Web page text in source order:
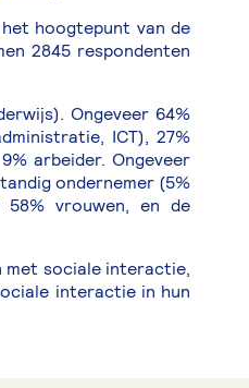
hoogtepunt van de
2845 respondenten
Ongeveer 64%
ICT), 27%
arbeider. Ongeveer
ondernemer (5%
58% vrouwen, en de
met sociale interactie,
interactie in hun